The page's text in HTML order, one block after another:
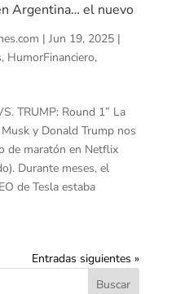
Argentina… el nuevo
| Jun 19, 2025|
, HumorFinanciero,
TRUMP: Round 1” La
y Donald Trump nos
de maratón en Netflix
Durante meses, el
de Tesla estaba
Entradas siguientes »
Buscar